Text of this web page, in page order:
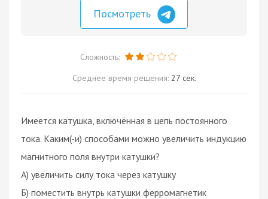
Посмотреть
Сложность:
Среднее время решения: 27 сек.
Имеется катушка, включённая в цепь постоянного
тока. Каким(-и) способами можно увеличить индукцию
магнитного поля внутри катушки?
А) увеличить силу тока через катушку
Б) поместить внутрь катушки ферромагнетик